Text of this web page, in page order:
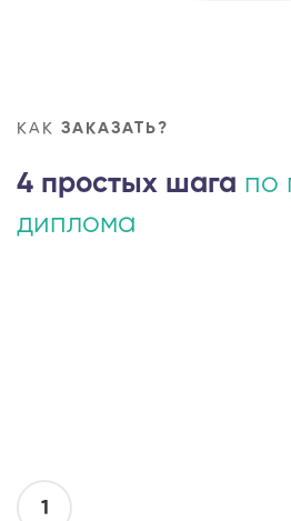
КАК ЗАКАЗАТЬ?
4 простых шага по
диплома
1